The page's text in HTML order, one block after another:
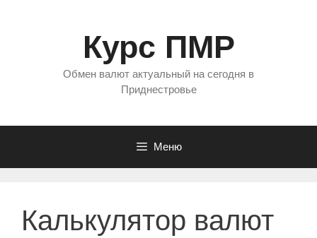
Курс ПМР
Обмен валют актуальный на сегодня в
Приднестровье
Меню
Калькулятор валют